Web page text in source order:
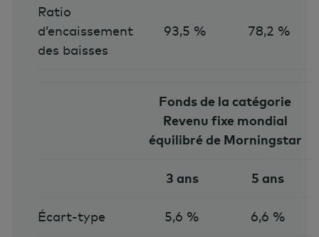
Ratio
d’encaissement
des baisses
93,5 % 78,2 %
Fonds de la catégorie
Revenu fixe mondial
équilibré de Morningstar
3 ans 5 ans
Écart-type 5,6 % 6,6 %